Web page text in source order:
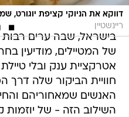
דווקא את הניוקי קציפת יוגורט,
ריינשטיין
בישראל, שבה ערים
של המטיילים, מודיעין
אטרקציית ענק ובלי
חוויית הביקור שלה דרך
האנשים שמאחוריהם
השילוב הזה - של יוזמות